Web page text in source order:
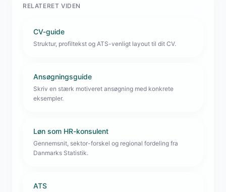
RELATERET VIDEN
CV-guide
Struktur, profiltekst og ATS-venligt layout til dit CV.
Ansøgningsguide
Skriv en stærk motiveret ansøgning med konkrete
eksempler.
Løn som HR-konsulent
Gennemsnit, sektor-forskel og regional fordeling fra
Danmarks Statistik.
ATS